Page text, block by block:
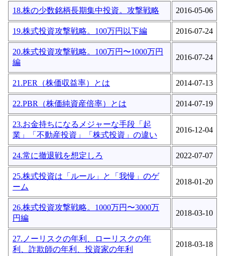
18.株の少数銘柄長期集中投資。攻撃戦略 2016-05-06
19.株式投資攻撃戦略。100万円以下編 2016-07-24
20.株式投資攻撃戦略。100万円〜1000万円
編
2016-07-24
21.PER（株価収益率）とは 2014-07-13
22.PBR（株価純資産倍率）とは 2014-07-19
23.お金持ちになるメジャーな手段「起
業」「不動産投資」「株式投資」の違い
2016-12-04
24.常に撤退戦を想定しろ 2022-07-07
25.株式投資は「ルール」と「我慢」のゲ
ーム
2018-01-20
26.株式投資攻撃戦略。1000万円〜3000万
円編
2018-03-10
27.ノーリスクの年利、ローリスクの年
利、詐欺師の年利、投資家の年利
2018-03-18